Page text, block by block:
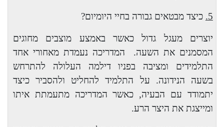
5. כיצד מבטאים גבורה בחיי היומיום?
יוצרים מעגל גדול כאשר באמצע מוצבים מחוגים
המסמנים את השעה.
המדריכה נעמדת מאחורי אחד
התלמידים ומציבה בפניו דילמה העלולה להתרחש
בשעה הנידונה. על התלמיד להחליט ולהסביר כיצד
יתמודד עם הבעיה, כאשר המדריכה מתעמתת איתו
ומייצגת את היצר הרע.